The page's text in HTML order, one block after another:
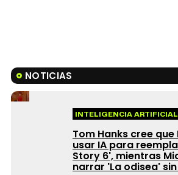
NOTICIAS
INTELIGENCIA ARTIFICIAL
Tom Hanks cree
usar IA para
Story 6', mientras
narrar 'La odisea'